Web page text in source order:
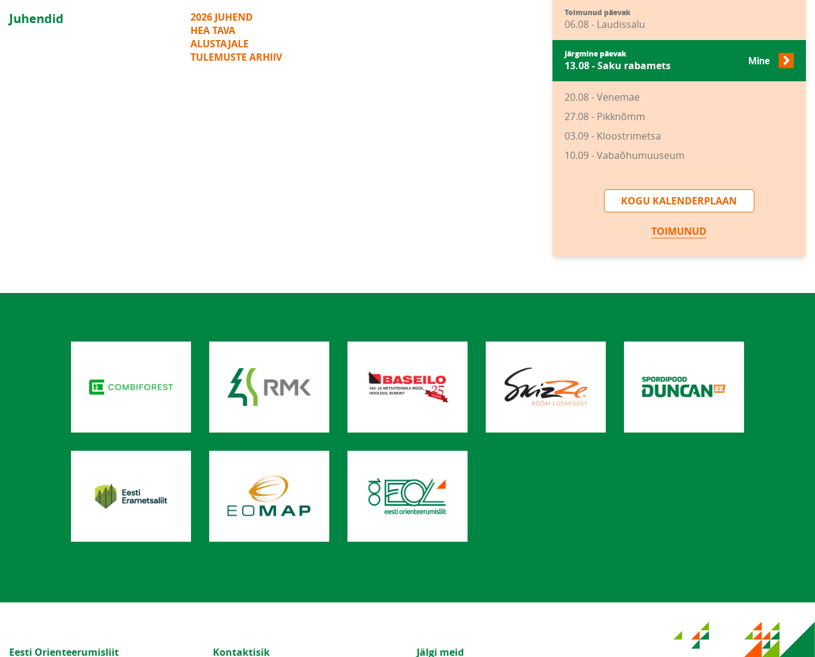
Juhendid
2026 JUHEND
HEA TAVA
ALUSTAJALE
TULEMUSTE ARHIIV
Toimunud päevak
06.08 - Laudissalu
Järgmine päevak
13.08 - Saku rabamets Mine
20.08 - Venemäe
27.08 - Pikknõmm
03.09 - Kloostrimetsa
10.09 - Vabaõhumuuseum
KOGU KALENDERPLAAN
TOIMUNUD
Eesti Orienteerumisliit Kontaktisik Jälgi meid